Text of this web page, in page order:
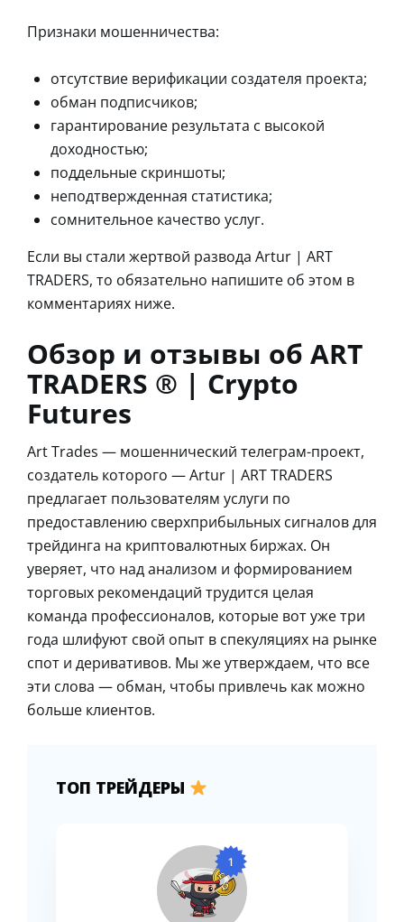
Признаки мошенничества:
отсутствие верификации создателя проекта;
обман подписчиков;
гарантирование результата с высокой
доходностью;
поддельные скриншоты;
неподтвержденная статистика;
сомнительное качество услуг.
Если вы стали жертвой развода Artur | ART
TRADERS, то обязательно напишите об этом в
комментариях ниже.
Обзор и отзывы об ART
TRADERS ® | Crypto
Futures
Art Trades — мошеннический телеграм-проект,
создатель которого — Artur | ART TRADERS
предлагает пользователям услуги по
предоставлению сверхприбыльных сигналов для
трейдинга на криптовалютных биржах. Он
уверяет, что над анализом и формированием
торговых рекомендаций трудится целая
команда профессионалов, которые вот уже три
года шлифуют свой опыт в спекуляциях на рынке
спот и деривативов. Мы же утверждаем, что все
эти слова — обман, чтобы привлечь как можно
больше клиентов.
ТОП ТРЕЙДЕРЫ
1